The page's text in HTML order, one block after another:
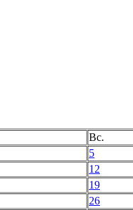
Вс.
5
12
19
26